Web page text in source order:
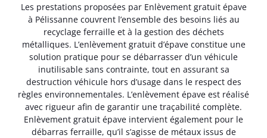
Les prestations proposées par Enlèvement gratuit épave
à Pélissanne couvrent l’ensemble des besoins liés au
recyclage ferraille et à la gestion des déchets
métalliques. L’enlèvement gratuit d’épave constitue une
solution pratique pour se débarrasser d’un véhicule
inutilisable sans contrainte, tout en assurant sa
destruction véhicule hors d’usage dans le respect des
règles environnementales. L’enlèvement épave est réalisé
avec rigueur afin de garantir une traçabilité complète.
Enlèvement gratuit épave intervient également pour le
débarras ferraille, qu’il s’agisse de métaux issus de